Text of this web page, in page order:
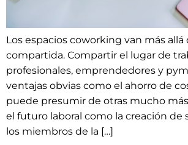
Los espacios coworking van más
compartida. Compartir el lugar de
profesionales, emprendedores y
ventajas obvias como el ahorro de
puede presumir de otras mucho
el futuro laboral como la creación de
los miembros de la […]